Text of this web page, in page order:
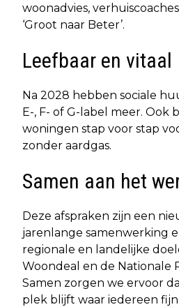
woonadvies,
‘Groot naar Beter’.
Leefbaar en vitaal
Na 2028 hebben sociale
E-, F- of G-label meer. Ook
woningen stap voor stap
zonder aardgas.
Samen aan het
Deze afspraken zijn een
jarenlange samenwerking
regionale en landelijke
Woondeal en de Nationale
Samen zorgen we ervoor
plek blijft waar iedereen